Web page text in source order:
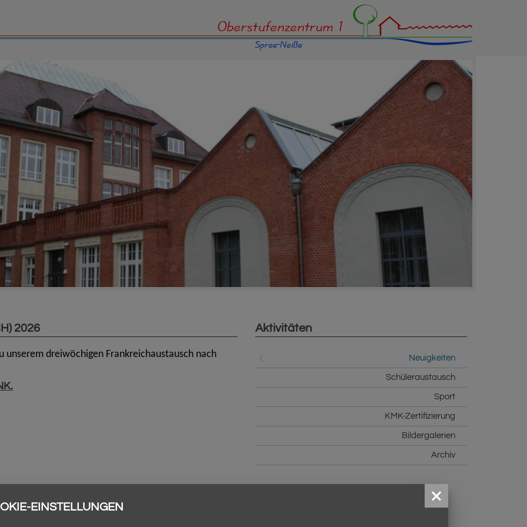
2026
unserem dreiwöchigen Frankreichaustausch nach
Aktivitäten
Neuigkeiten
Schüleraustausch
Sport
KMK-Zertifizierung
Bildergalerien
Archiv
EINSTELLUNGEN